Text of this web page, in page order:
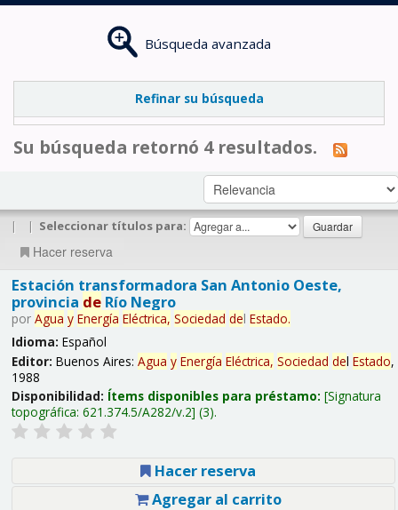
Búsqueda avanzada
Refinar su búsqueda
Su búsqueda retornó 4 resultados.
| | Seleccionar títulos para:
Hacer reserva
Estación transformadora San Antonio Oeste,
provincia deRío Negro
por Agua y Energía Eléctrica, Sociedad del Estado.
Idioma: Español
Editor: Buenos Aires: Agua y Energía Eléctrica, Sociedad del Estado,
1988
Disponibilidad: Ítems disponibles para préstamo: Signatura
topográfica: 621.374.5/A282/v.2 (3).
Hacer reserva
Agregar al carrito